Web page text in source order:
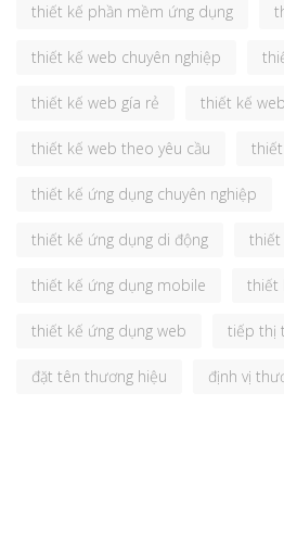
thiết kế phần mềm ứng dụng
thiết kế web chuyên nghiệp
thiết kế web gía rẻ thiết kế
thiết kế web theo yêu cầu
thiết kế ứng dụng chuyên nghiệp
thiết kế ứng dụng di động thiết
thiết kế ứng dụng mobile thiết
thiết kế ứng dụng web tiếp thị
đặt tên thương hiệu định vị